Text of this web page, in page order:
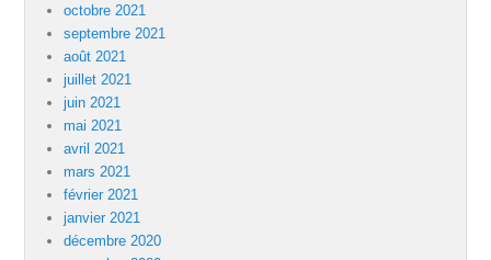
octobre 2021
septembre 2021
août 2021
juillet 2021
juin 2021
mai 2021
avril 2021
mars 2021
février 2021
janvier 2021
décembre 2020